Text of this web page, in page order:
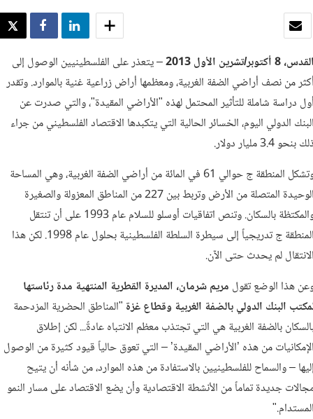
SHARE SHARE
8 أكتوبر/تشرين الأول 2013
– يتعذر على الفلسطينيين الوصول إلى
من نصف أراضي الضفة الغربية، ومعظمها أراض زراعية غنية بالموارد. وتقدر
دراسة شاملة للتأثير المحتمل لهذه "الأراضي المقيدة"، والتي صدرت عن
الدولي اليوم، الخسائر الحالية التي يتكبدها الاقتصاد الفلسطيني من جراء
بنحو 3.4 مليار دولار.
وتشكل المنطقة ج حوالي 61 في المائة من أراضي الضفة الغربية، وهي المساحة
الوحيدة المتصلة من الأرض وتربط بين 227 من المناطق المعزولة والصغيرة
والمكتظة بالسكان. وتنص اتفاقيات أوسلو للسلام عام 1993 على أن تنتقل
المنطقة ج تدريجياً إلى سيطرة السلطة الفلسطينية بحلول عام 1998. لكن هذا
لم يحدث حتى الآن.
هذا الوضع تقول مريم شرمان، المديرة القطرية المنتهية مدة رئاستها
البنك الدولي بالضفة الغربية وقطاع غزة "المناطق الحضرية المزدحمة
بالضفة الغربية هي التي تجتذب معظم الانتباه عادةً... لكن إطلاق
من هذه ’الأراضي المقيدة’ – التي تعوق حالياً قيود كثيرة من الوصول
– والسماح للفلسطينيين بالاستفادة من هذه الموارد، من شأنه أن يتيح
جديدة تماماً من الأنشطة الاقتصادية وأن يضع الاقتصاد على مسار النمو